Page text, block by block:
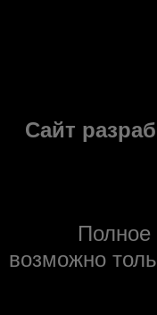
Сайт
Полное
возможно